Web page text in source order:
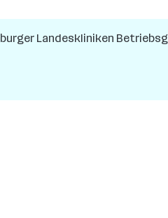
Landeskliniken